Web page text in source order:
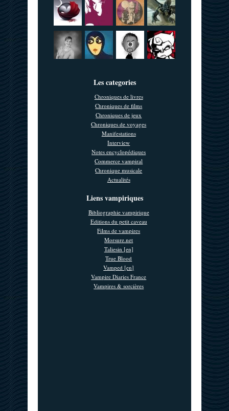
Les categories
Chroniques de livres
Chroniques de films
Chroniques de jeux
Chroniques de voyages
Manifestations
Interview
Notes encyclopédiques
Commerce vampiral
Chronique musicale
Actualités
Liens vampiriques
Bibliographie vampirique
Editions du petit caveau
Films de vampires
Morsure.net
Taliesin [en]
True Blood
Vamped [en]
Vampire Diaries France
Vampires & sorcières